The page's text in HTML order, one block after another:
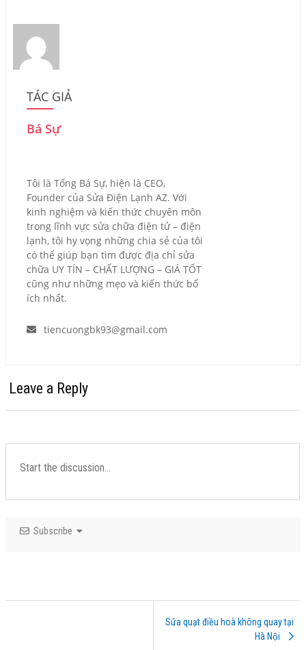
TÁC GIẢ
Bá Sự
Tôi là Tống Bá Sự, hiện là CEO,
Founder của Sửa Điện Lạnh AZ. Với
kinh nghiệm và kiến thức chuyên môn
trong lĩnh vực sửa chữa điện tử – điện
lạnh, tôi hy vọng những chia sẻ của tôi
có thể giúp bạn tìm được địa chỉ sửa
chữa UY TÍN – CHẤT LƯỢNG – GIÁ TỐT
cũng như những mẹo và kiến thức bổ
ích nhất.
tiencuongbk93@gmail.com
Leave a Reply
Subscribe
Sửa quạt điều hoà không quay tại
Hà Nội